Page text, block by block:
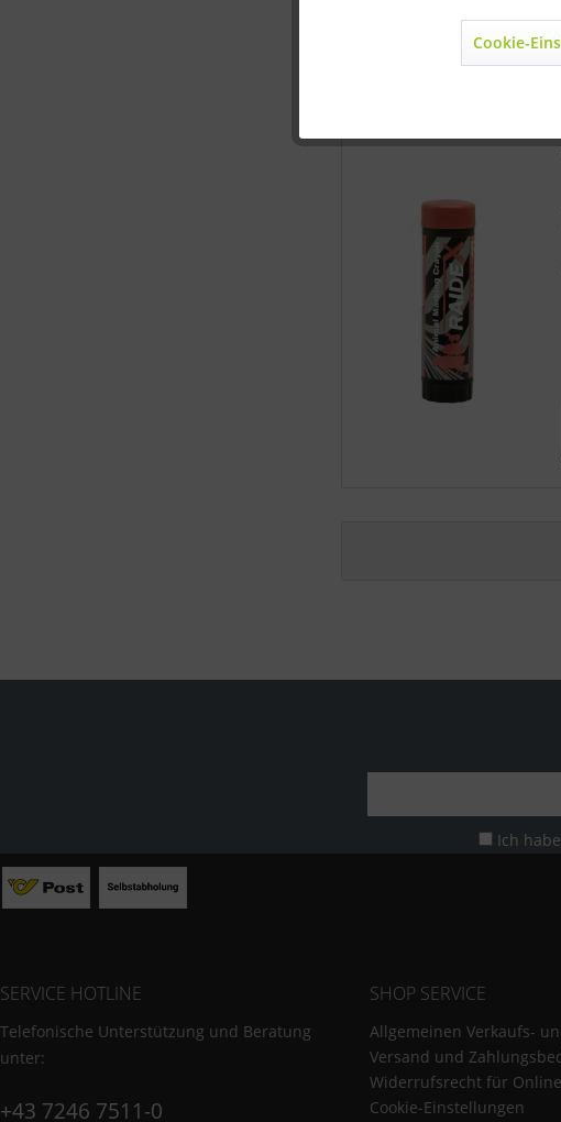
Ich
SERVICE HOTLINE
Telefonische Unterstützung und Beratung
unter:
+43 7246 7511-0
SHOP SERVICE
Allgemeinen Verkaufs-
Versand und
Widerrufsrecht für
Cookie-Einstellungen
Cookie-